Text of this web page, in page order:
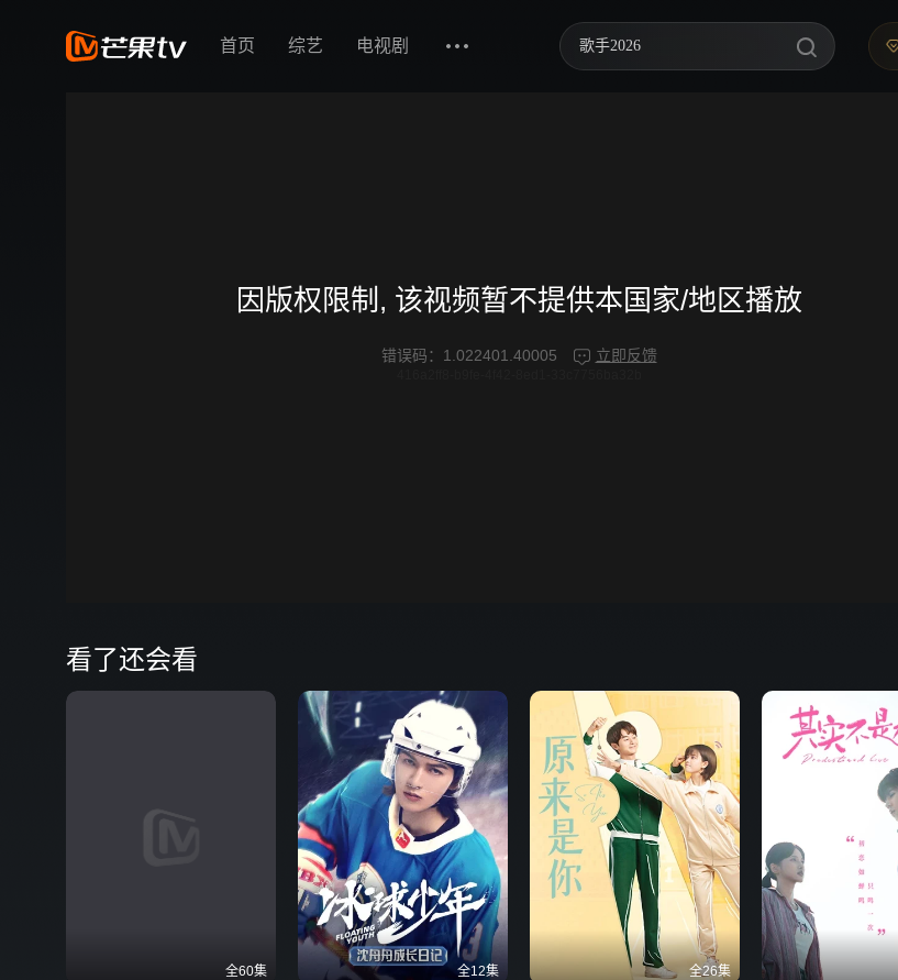
首页 综艺 电视剧 歌手2026
忙忙碌碌寻宝藏2
因版权限制, 该视频暂不提供本国家/地区播放
错误码： 1.022401.40005 立即反馈
看了还会看
全60集 全12集 全26集